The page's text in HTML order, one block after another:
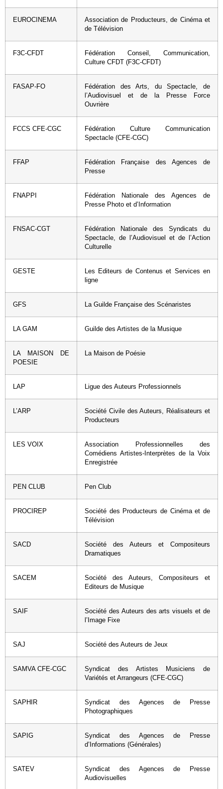
EUROCINEMA
Association de Producteurs, de Cinéma et
de Télévision
F3C-CFDT
Fédération Conseil, Communication,
Culture CFDT (F3C-CFDT)
FASAP-FO
Fédération des Arts, du Spectacle, de
l’Audiovisuel et de la Presse Force
Ouvrière
FCCS CFE-CGC
Fédération Culture Communication
Spectacle (CFE-CGC)
FFAP
Fédération Française des Agences de
Presse
FNAPPI
Fédération Nationale des Agences de
Presse Photo et d’Information
FNSAC-CGT
Fédération Nationale des Syndicats du
Spectacle, de l’Audiovisuel et de l’Action
Culturelle
GESTE
Les Editeurs de Contenus et Services en
ligne
GFS La Guilde Française des Scénaristes
LA GAM Guilde des Artistes de la Musique
LA MAISON DE
POESIE
La Maison de Poésie
LAP Ligue des Auteurs Professionnels
L’ARP
Société Civile des Auteurs, Réalisateurs et
Producteurs
LES VOIX
Association Professionnelles des
Comédiens Artistes-Interprètes de la Voix
Enregistrée
PEN CLUB Pen Club
PROCIREP
Société des Producteurs de Cinéma et de
Télévision
SACD
Société des Auteurs et Compositeurs
Dramatiques
SACEM
Société des Auteurs, Compositeurs et
Editeurs de Musique
SAIF
Société des Auteurs des arts visuels et de
l’Image Fixe
SAJ Société des Auteurs de Jeux
SAMVA CFE-CGC
Syndicat des Artistes Musiciens de
Variétés et Arrangeurs (CFE-CGC)
SAPHIR
Syndicat des Agences de Presse
Photographiques
SAPIG
Syndicat des Agences de Presse
d’Informations (Générales)
SATEV
Syndicat des Agences de Presse
Audiovisuelles